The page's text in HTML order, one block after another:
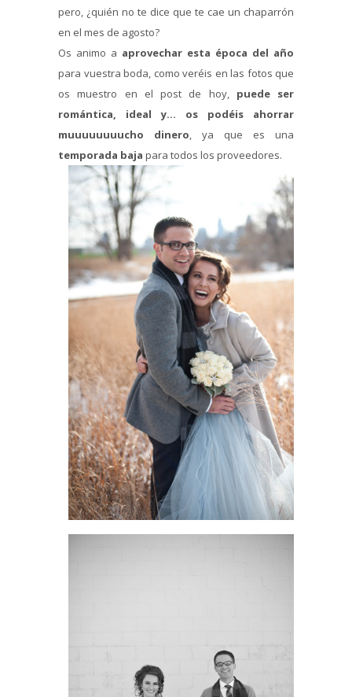
pero, ¿quién no te dice que te cae un chaparrón
en el mes de agosto?
Os animo a aprovechar esta época del año
para vuestra boda, como veréis en las fotos que
os muestro en el post de hoy, puede ser
romántica, ideal y… os podéis ahorrar
muuuuuuuucho dinero, ya que es una
temporada baja para todos los proveedores.